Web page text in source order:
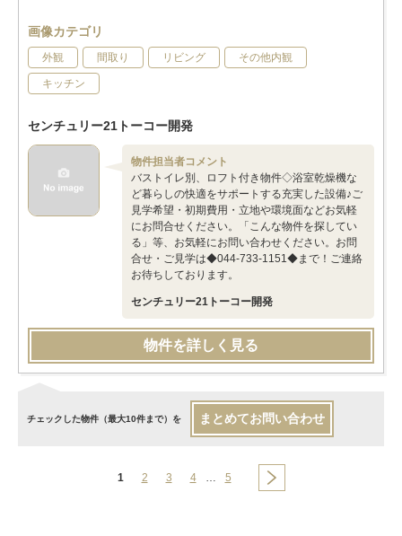
画像カテゴリ
外観 間取り リビング その他内観
キッチン
センチュリー21トーコー開発
物件担当者コメント
バストイレ別、ロフト付き物件◇浴室乾燥機な
ど暮らしの快適をサポートする充実した設備♪ご
見学希望・初期費用・立地や環境面などお気軽
にお問合せください。「こんな物件を探してい
る」等、お気軽にお問い合わせください。お問
合せ・ご見学は◆044-733-1151◆まで！ご連絡
お待ちしております。
センチュリー21トーコー開発
物件を詳しく見る
チェックした物件（最大10件まで）を まとめてお問い合わせ
1 2 3 4 … 5